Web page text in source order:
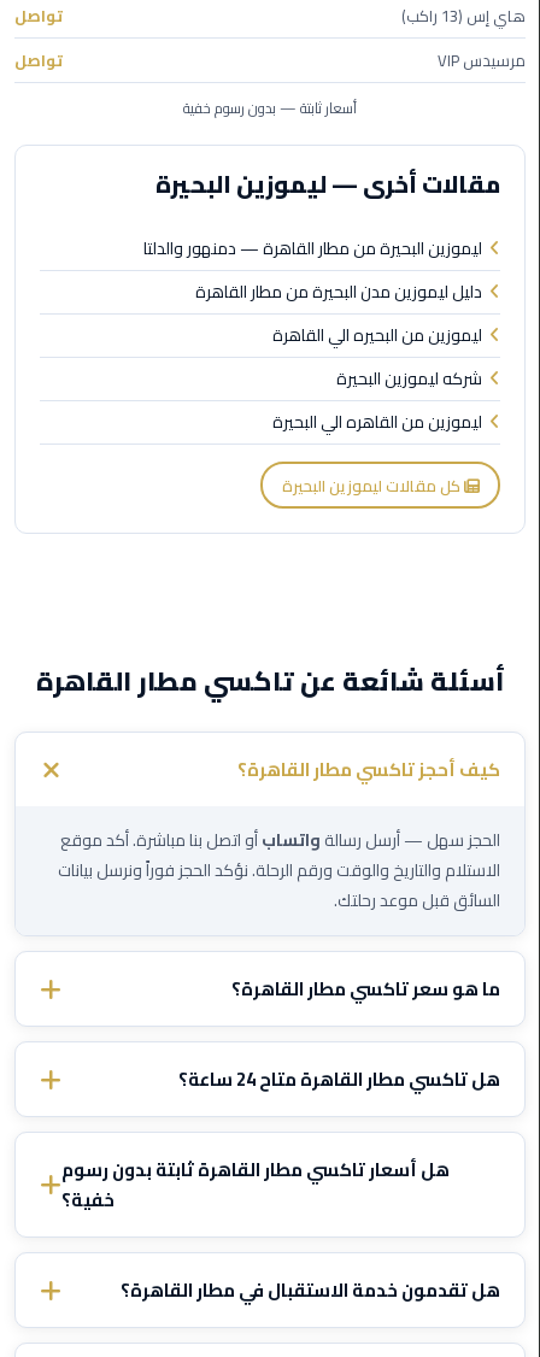
ليموزين
مطار
الغردقة
ليموزين
مطار
القاهرة
ليموزين
مطار
شرم
الشيخ
ليموزين
مطار
القاهرة
الخط
الساخن
العاصمة
الادارية
مطار
الي
اسكندرية
تاكسي
العاصمة
ليموزين
مطار
العرب
الدولي
مطار
برج
العرب
هاي إس (13 راكب)
تواصل
مرسيدس VIP
تواصل
أسعار ثابتة — بدون رسوم خفية
مقالات أخرى — ليموزين البحيرة
ليموزين البحيرة من مطار القاهرة — دمنهور والدلتا
دليل ليموزين مدن البحيرة من مطار القاهرة
ليموزين من البحيره الي القاهرة
شركه ليموزين البحيرة
ليموزين من القاهره الي البحيرة
كل مقالات ليموزين البحيرة
أسئلة شائعة عن تاكسي مطار القاهرة
كيف أحجز تاكسي مطار القاهرة؟
الحجز سهل — أرسل رسالةواتسابأو اتصل بنا مباشرة. أكد موقع
الاستلام والتاريخ والوقت ورقم الرحلة. نؤكد الحجز فوراً ونرسل بيانات
السائق قبل موعد رحلتك.
ما هو سعر تاكسي مطار القاهرة؟
الأسعار تختلف حسب الوجهة ونوع السيارة. تواصل معنا عبر الواتساب
وأخبرنا بتفاصيل رحلتك وسنرسل لك سعراً ثابتاً مؤكداً — بدون رسوم
خفية أبداً.
هل تاكسي مطار القاهرة متاح 24 ساعة؟
نعم، تاكسي مطار القاهرة يعمل24/7بما في ذلك الليل والصباح
الباكر والأعياد. نتتبع رحلتك ونعدل وقت الاستلام إذا تأخرت الطائرة —
هل أسعار تاكسي مطار القاهرة ثابتة بدون رسوم
خفية؟
نعم، جميع الأسعارثابتة ومتفق عليهاقبل بدء الرحلة. لا عداد، ولا
إضافات على الأمتعة أو المرور أو الانتظار بسبب تأخر الرحلة. السعر يُحدد
مرة واحدة ولا يتغير.
هل تقدمون خدمة الاستقبال في مطار القاهرة؟
نعم، السائق يقابلك في صالة الوصولبلوحة تحمل اسمك. متابعة